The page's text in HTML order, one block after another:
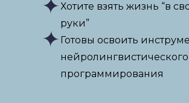
Хотите взять жизнь “в
руки”
Готовы освоить
нейролингвистического
программирования